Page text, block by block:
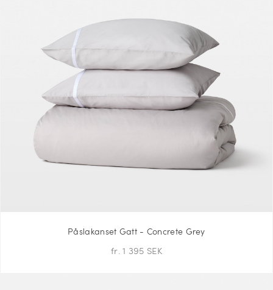
Påslakanset Gatt - Concrete Grey
fr. 1 395 SEK